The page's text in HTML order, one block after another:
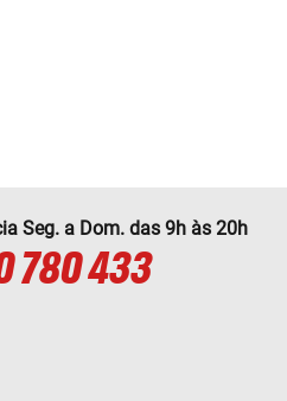
Seg. a Dom. das 9h às 20h
780 433